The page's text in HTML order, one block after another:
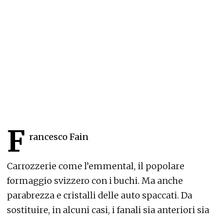
F rancesco Fain
Carrozzerie come l’emmental, il popolare
formaggio svizzero con i buchi. Ma anche
parabrezza e cristalli delle auto spaccati. Da
sostituire, in alcuni casi, i fanali sia anteriori sia